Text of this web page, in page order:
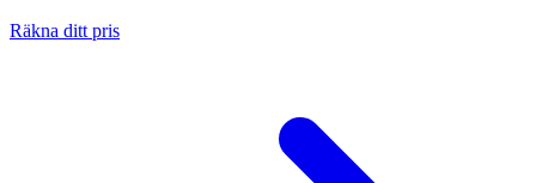
Räkna ditt pris